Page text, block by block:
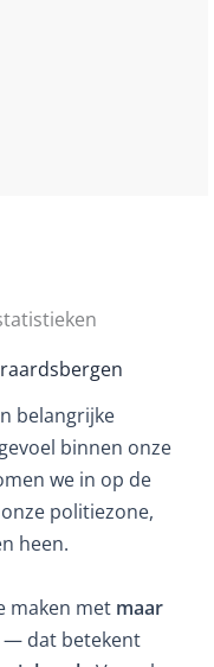
belangrijke
binnen onze
we in op de
politiezone,
heen.
maken met maar
— dat betekent